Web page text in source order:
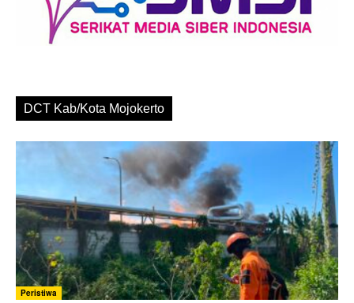
DCT Kab/Kota Mojokerto
Peristiwa